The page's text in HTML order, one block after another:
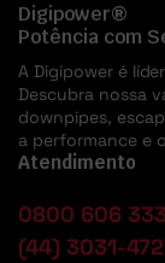
Digipower®
Potência com
A Digipower é
Descubra nossa
downpipes,
a performance e
Atendimento
0800 606
(44) 3031-